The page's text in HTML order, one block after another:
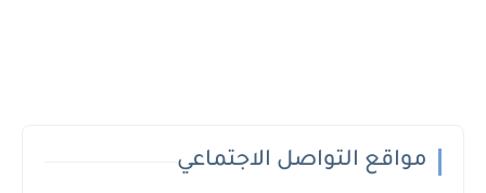
مواقع التواصل الاجتماعي